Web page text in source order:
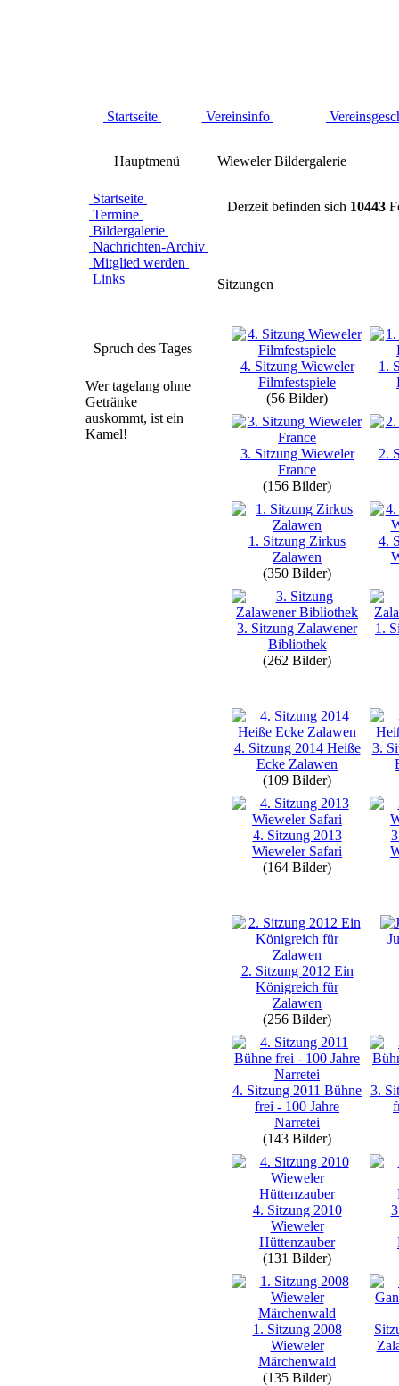
Startseite Vereinsinfo
Hauptmenü
Startseite
Termine
Bildergalerie
Nachrichten-Archiv
Mitglied werden
Links
Spruch des Tages
Wer tagelang ohne
Getränke
auskommt, ist ein
Kamel!
Wieweler Bildergalerie
Derzeit befinden sich 10443
Sitzungen
4. Sitzung Wieweler
Filmfestspiele
(56 Bilder)
1.
3. Sitzung Wieweler
France
(156 Bilder)
2.
1. Sitzung Zirkus
Zalawen
(350 Bilder)
4.
3. Sitzung Zalawener
Bibliothek
(262 Bilder)
1.
4. Sitzung 2014 Heiße
Ecke Zalawen
(109 Bilder)
3.
4. Sitzung 2013
Wieweler Safari
(164 Bilder)
2. Sitzung 2012 Ein
Königreich für
Zalawen
(256 Bilder)
4. Sitzung 2011 Bühne
frei - 100 Jahre
Narretei
(143 Bilder)
3.
4. Sitzung 2010
Wieweler
Hüttenzauber
(131 Bilder)
1. Sitzung 2008
Wieweler
Märchenwald
(135 Bilder)